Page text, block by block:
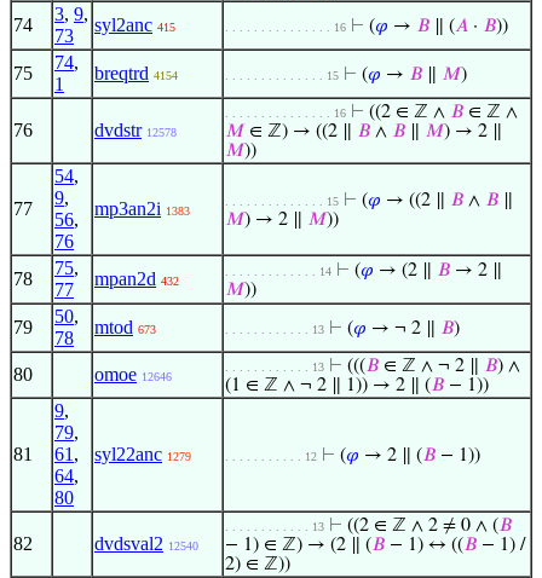
74
3, 9,
73
syl2anc 415 . . . . . . . . . . . . . . . 16 ⊢ (𝜑 → 𝐵 ∥ (𝐴 · 𝐵))
75
74,
1
breqtrd 4154 . . . . . . . . . . . . . . 15 ⊢ (𝜑 → 𝐵 𝑀)
76 dvdstr 12578
. . . . . . . . . . . . . . . 16 ⊢ ((2 ∈ ℤ ∧ 𝐵 ∈ ℤ ∧
𝑀 ∈ ℤ) → ((2 ∥ 𝐵 ∧ 𝐵 𝑀) → 2 ∥
𝑀))
77
54,
9,
56,
76
mp3an2i 1383
. . . . . . . . . . . . . . 15 ⊢ (𝜑 → ((2 ∥ 𝐵 ∧ 𝐵
𝑀) → 2 ∥ 𝑀))
78
75,
77
mpan2d 432
. . . . . . . . . . . . . 14 ⊢ (𝜑 → (2 ∥ 𝐵 → 2 ∥
𝑀))
79
50,
78
mtod 673 . . . . . . . . . . . . 13 ⊢ (𝜑 → ¬ 2 ∥ 𝐵)
80 omoe 12646
. . . . . . . . . . . . 13 ⊢ (((𝐵 ∈ ℤ ∧ ¬ 2 ∥ 𝐵) ∧
(1 ∈ ℤ ∧ ¬ 2 ∥ 1)) → 2 ∥ (𝐵 − 1))
81
9,
79,
61 ,
64,
80
syl22anc 1279 . . . . . . . . . . . 12 ⊢ (𝜑 → 2 ∥ (𝐵 − 1))
82 dvdsval2 12540
. . . . . . . . . . . . 13 ⊢ ((2 ∈ ℤ ∧ 2 ≠ 0 ∧ (𝐵
− 1) ∈ ℤ) → (2 ∥ (𝐵 − 1) ↔ ((𝐵 − 1) /
2) ∈ ℤ))